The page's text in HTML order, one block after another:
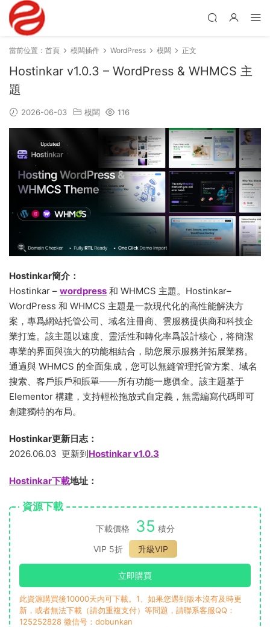
當前位置： 首頁 模闆插件 WordPress 模闆 正文
Hostinkar v1.0.3 – WordPress & WHMCS 主
題
2026-06-03 模闆 116
Hostinkar簡介：
Hostinkar – wordpress 和 WHMCS 主題。Hostinkar–
WordPress 和 WHMCS 主題是一款現代化的高性能解決方
案，專爲網站托管公司、域名注冊商、雲服務提供商和科技企
業打造。該主題以速度、靈活性和轉化率爲設計核心，将簡潔
專業的界面與強大的功能相結合，助您展示服務并拓展業務。
通過與 WHMCS 的全面集成，您可以無縫管理托管方案、域名
搜索、客戶賬戶和賬單——所有功能一應俱全。該主題基于
Elementor 構建，支持輕松拖放式自定義，無需編寫代碼即可
創建獨特的布局。
Hostinkar更新日志：
2026.06.03 更新到Hostinkar v1.0.3
Hostinkar下載地址：
資源下載
下載價格 35 積分
VIP 5折
升級VIP
立即購買
此資源購買後10000天内可下載。1、如果您遇到版本沒有及時更
新，或者無法下載（請勿重複支付）等問題，請聯系客服QQ：
125252828 微信号：dobunkan